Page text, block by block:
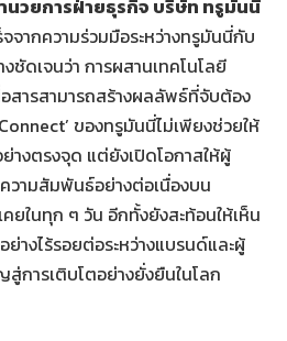
นวยการฝ่ายธุรกิจ บริษัท ทรูมันนี่
จจากความร่วมมือระหว่างทรูมันนี่กับ
ชัดเจนว่า การผสานเทคโนโลยี
สารสามารถสร้างผลลัพธ์ที่จับต้อง
ของทรูมันนี่ไม่เพียงช่วยให้
างตรงจุด แต่ยังเปิดโอกาสให้ผู้
วามสัมพันธ์อย่างต่อเนื่องบน
ในทุก ๆ วัน อีกทั้งยังสะท้อนให้เห็น
างไร้รอยต่อระหว่างแบรนด์และผู้
การเติบโตอย่างยั่งยืนในโลก